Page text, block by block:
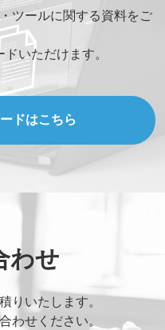
ツールに関する資料をご
いただけます。
ドはこちら
わせ
りいたします。
わせください。